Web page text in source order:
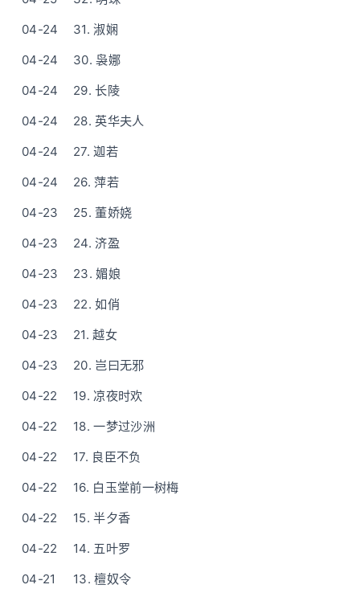
04-24
31. 淑娴
04-24
30. 袅娜
04-24
29. 长陵
04-24
28. 英华夫人
04-24
27. 迦若
04-24
26. 萍若
04-23
25. 董娇娆
04-23
24. 济盈
04-23
23. 媚娘
04-23
22. 如俏
04-23
21. 越女
04-23
20. 岂曰无邪
04-22
19. 凉夜时欢
04-22
18. 一梦过沙洲
04-22
17. 良臣不负
04-22
16. 白玉堂前一树梅
04-22
15. 半夕香
04-22
14. 五叶罗
04-21
13. 檀奴令